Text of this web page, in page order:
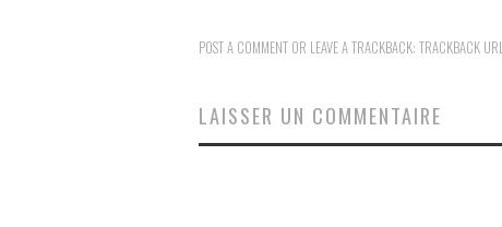
POST A COMMENT OR LEAVE A TRACKBACK: TRACKBACK URL
LAISSER UN COMMENTAIRE